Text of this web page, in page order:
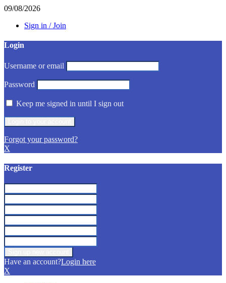
09/08/2026
Sign in / Join
Login
Username or email
Password
Keep me signed in until I sign out
Forgot your password?
X
Register
Have an account?Login here
X